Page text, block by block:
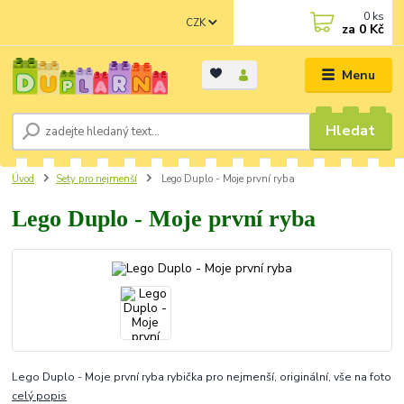
Menu
CZK
Hledat
0 ks
za 0 Kč
Úvod Sety pro nejmenší Lego Duplo - Moje první ryba
Lego Duplo - Moje první ryba
Lego Duplo - Moje první ryba rybička pro nejmenší, originální, vše na foto
celý popis